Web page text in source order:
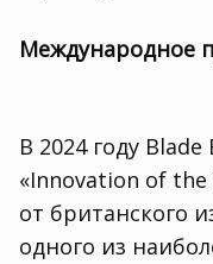
Международное
В 2024 году
«Innovation of the
от британского
одного из